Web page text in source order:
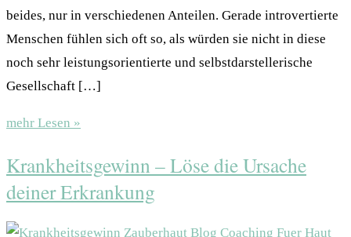
beides, nur in verschiedenen Anteilen. Gerade introvertierte
Menschen fühlen sich oft so, als würden sie nicht in diese
noch sehr leistungsorientierte und selbstdarstellerische
Gesellschaft […]
mehr Lesen »
Krankheitsgewinn – Löse die Ursache
deiner Erkrankung